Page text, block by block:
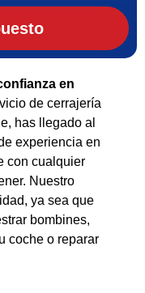
en
de cerrajería
has llegado al
experiencia en
con cualquier
Nuestro
ya sea que
bombines,
coche o reparar